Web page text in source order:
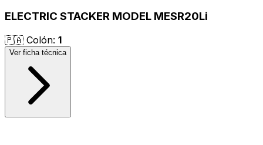
ELECTRIC STACKER MODEL MESR20Li
🇵🇦 Colón: 1
Ver ficha técnica